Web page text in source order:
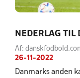
NEDERLAG TIL
Af:
26-11-2022
Danmarks anden